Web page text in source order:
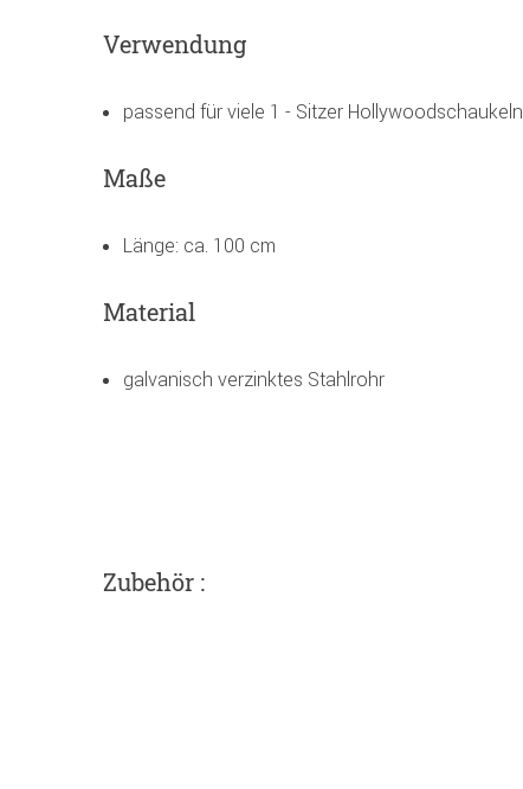
Verwendung
passend für viele 1 - Sitzer Hollywoodschaukeln
Maße
Länge: ca. 100 cm
Material
galvanisch verzinktes Stahlrohr
Zubehör :